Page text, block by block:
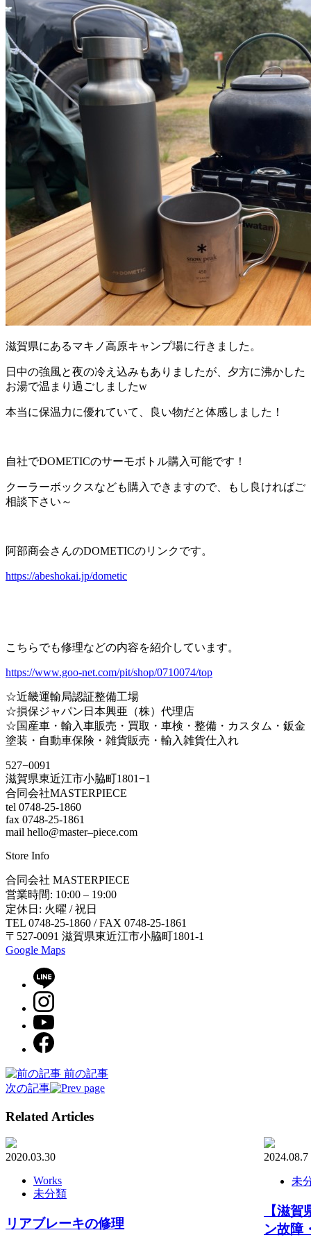
滋賀県にあるマキノ高原キャンプ場に行きました。
日中の強風と夜の冷え込みもありましたが、夕方に沸かした
お湯で温まり過ごしましたw
本当に保温力に優れていて、良い物だと体感しました！
自社でDOMETICのサーモボトル購入可能です！
クーラーボックスなども購入できますので、もし良ければご
相談下さい～
阿部商会さんのDOMETICのリンクです。
https://abeshokai.jp/dometic
こちらでも修理などの内容を紹介しています。
https://www.goo-net.com/pit/shop/0710074/top
☆近畿運輸局認証整備工場
☆損保ジャパン日本興亜（株）代理店
☆国産車・輸入車販売・買取・車検・整備・カスタム・鈑金
塗装・自動車保険・雑貨販売・輸入雑貨仕入れ
527−0091
滋賀県東近江市小脇町1801−1
合同会社MASTERPIECE
tel 0748-25-1860
fax 0748-25-1861
mail hello@master–piece.com
Store Info
合同会社 MASTERPIECE
営業時間: 10:00 – 19:00
定休日: 火曜 / 祝日
TEL 0748-25-1860 / FAX 0748-25-1861
〒527-0091 滋賀県東近江市小脇町1801-1
Google Maps
前の記事
次の記事
Related Articles
2020.03.30
Works
未分類
リアブレーキの修理
2024.08.7
未
【滋
ン故障